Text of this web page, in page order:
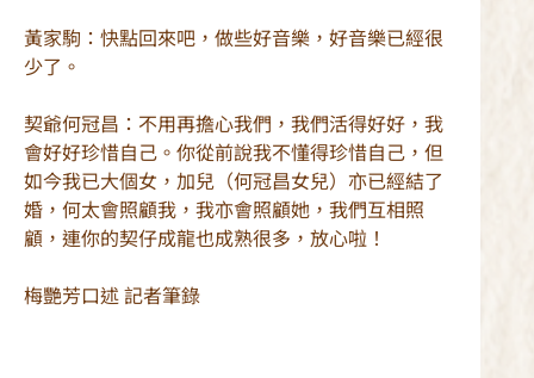
黃家駒：快點回來吧，做些好音樂，好音樂已經很
少了。
契爺何冠昌：不用再擔心我們，我們活得好好，我
會好好珍惜自己。你從前說我不懂得珍惜自己，但
如今我已大個女，加兒（何冠昌女兒）亦已經結了
婚，何太會照顧我，我亦會照顧她，我們互相照
顧，連你的契仔成龍也成熟很多，放心啦！
梅艷芳口述 記者筆錄